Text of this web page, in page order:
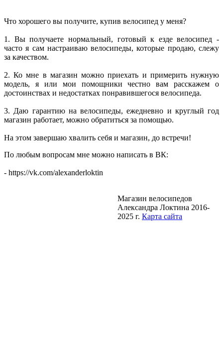
Что хорошего вы получите, купив велосипед у меня?
1. Вы получаете нормальный, готовый к езде велосипед -
часто я сам настраиваю велосипеды, которые продаю, слежу
за качеством.
2. Ко мне в магазин можно приехать и примерить нужную
модель, я или мои помощники честно вам расскажем о
достоинствах и недостатках понравившегося велосипеда.
3. Даю гарантию на велосипеды, ежедневно и круглый год
магазин работает, можно обратиться за помощью.
На этом завершаю хвалить себя и магазин, до встречи!
По любым вопросам мне можно написать в ВК:
- https://vk.com/alexanderloktin
Магазин велосипедов
Александра Локтина 2016-
2025 г. Карта сайта